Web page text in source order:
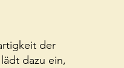
der
dazu ein,